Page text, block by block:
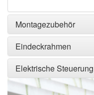
Montagezubehör
Eindeckrahmen
Elektrische Steuerung